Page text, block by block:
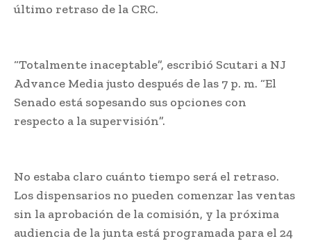
último retraso de la CRC.
“Totalmente inaceptable”, escribió Scutari a NJ
Advance Media justo después de las 7 p. m. “El
Senado está sopesando sus opciones con
respecto a la supervisión”.
No estaba claro cuánto tiempo será el retraso.
Los dispensarios no pueden comenzar las ventas
sin la aprobación de la comisión, y la próxima
audiencia de la junta está programada para el 24